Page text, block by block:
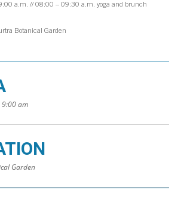
a.m. // 08:00 – 09:30 a.m. yoga and brunch
Botanical Garden
9:00 am
Garden